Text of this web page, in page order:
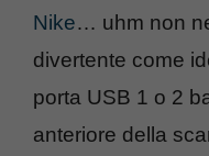
Nike… uhm non
divertente come
porta USB 1 o 2
anteriore della